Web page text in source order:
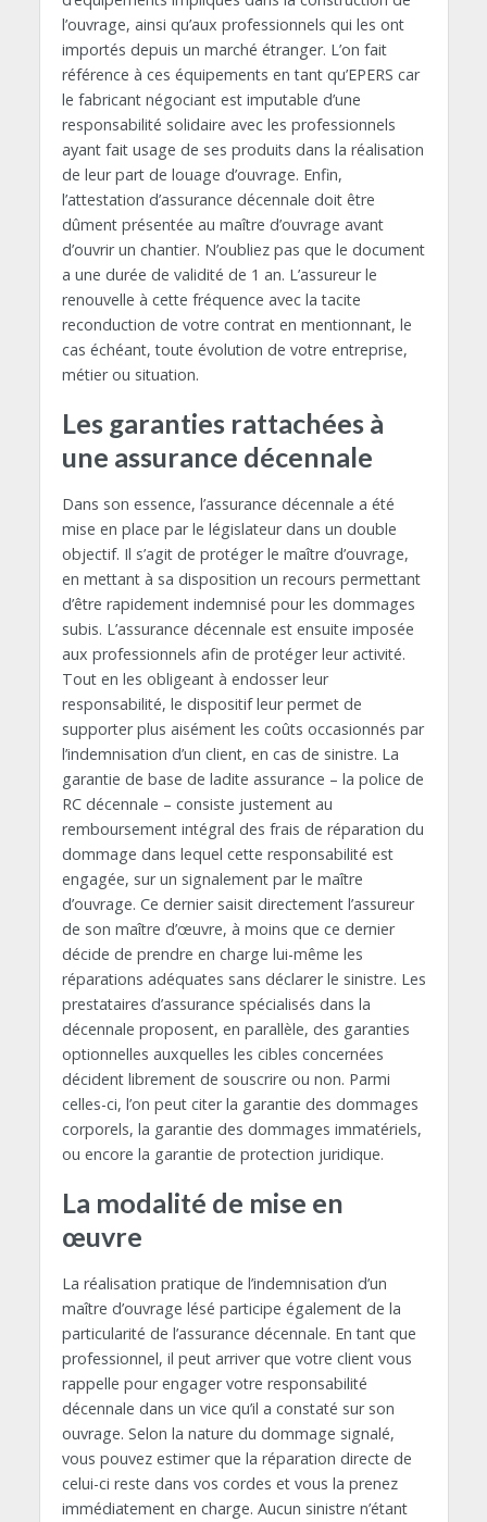
l’ouvrage, ainsi qu’aux professionnels qui les ont
importés depuis un marché étranger. L’on fait
référence à ces équipements en tant qu’EPERS car
le fabricant négociant est imputable d’une
responsabilité solidaire avec les professionnels
ayant fait usage de ses produits dans la réalisation
de leur part de louage d’ouvrage. Enfin,
l’attestation d’assurance décennale doit être
dûment présentée au maître d’ouvrage avant
d’ouvrir un chantier. N’oubliez pas que le document
a une durée de validité de 1 an. L’assureur le
renouvelle à cette fréquence avec la tacite
reconduction de votre contrat en mentionnant, le
cas échéant, toute évolution de votre entreprise,
métier ou situation.
Les garanties rattachées à
une assurance décennale
Dans son essence, l’assurance décennale a été
mise en place par le législateur dans un double
objectif. Il s’agit de protéger le maître d’ouvrage,
en mettant à sa disposition un recours permettant
d’être rapidement indemnisé pour les dommages
subis. L’assurance décennale est ensuite imposée
aux professionnels afin de protéger leur activité.
Tout en les obligeant à endosser leur
responsabilité, le dispositif leur permet de
supporter plus aisément les coûts occasionnés par
l’indemnisation d’un client, en cas de sinistre. La
garantie de base de ladite assurance – la police de
RC décennale – consiste justement au
remboursement intégral des frais de réparation du
dommage dans lequel cette responsabilité est
engagée, sur un signalement par le maître
d’ouvrage. Ce dernier saisit directement l’assureur
de son maître d’œuvre, à moins que ce dernier
décide de prendre en charge lui-même les
réparations adéquates sans déclarer le sinistre. Les
prestataires d’assurance spécialisés dans la
décennale proposent, en parallèle, des garanties
optionnelles auxquelles les cibles concernées
décident librement de souscrire ou non. Parmi
celles-ci, l’on peut citer la garantie des dommages
corporels, la garantie des dommages immatériels,
ou encore la garantie de protection juridique.
La modalité de mise en
œuvre
La réalisation pratique de l’indemnisation d’un
maître d’ouvrage lésé participe également de la
particularité de l’assurance décennale. En tant que
professionnel, il peut arriver que votre client vous
rappelle pour engager votre responsabilité
décennale dans un vice qu’il a constaté sur son
ouvrage. Selon la nature du dommage signalé,
vous pouvez estimer que la réparation directe de
celui-ci reste dans vos cordes et vous la prenez
immédiatement en charge. Aucun sinistre n’étant